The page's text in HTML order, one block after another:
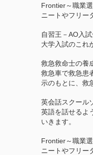
Frontier～職業
ニートやフリー
自習王－AO入試
大学入試のこれ
救急救命士の養
救急車で救急患
示のもとに、救
英会話スクール
英語を話せるよ
いきます。
Frontier～職業
ニートやフリー